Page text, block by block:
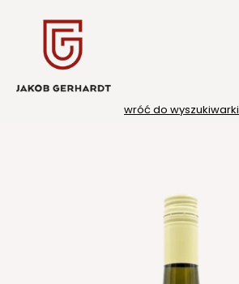
wróć do wyszukiwarki